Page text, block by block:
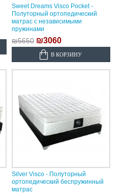
Sweet Dreams Visco Pocket -
Полуторный ортопедический
матрас с независимыми
пружинами
₪5650 ₪3060
В КОРЗИНУ
Silver Visco - Полуторный
ортопедический беспружинный
матрас